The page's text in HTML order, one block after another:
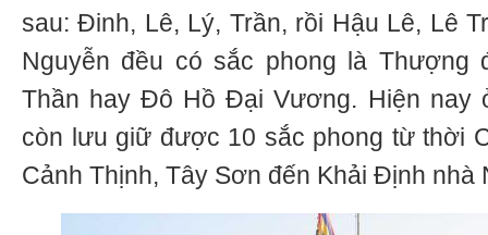
sau: Đinh, Lê, Lý, Trần, rồi Hậu Lê, Lê
Nguyễn đều có sắc phong là
Thần hay Đô Hồ Đại Vương. Hiện nay
còn lưu giữ được 10 sắc phong từ thời
Cảnh Thịnh, Tây Sơn đến Khải Định nhà